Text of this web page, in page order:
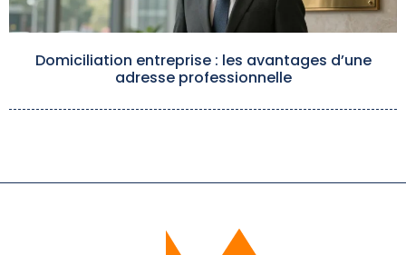
Domiciliation entreprise : les avantages d’une
adresse professionnelle